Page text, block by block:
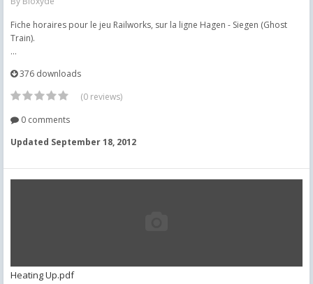
Fiche horaires pour le jeu Railworks, sur la ligne Hagen - Siegen (Ghost
Train).
...
376 downloads
(0 reviews)
0 comments
Updated September 18, 2012
Heating Up.pdf